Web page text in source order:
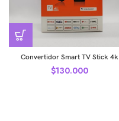
Convertidor Smart TV Stick 4k
$130.000